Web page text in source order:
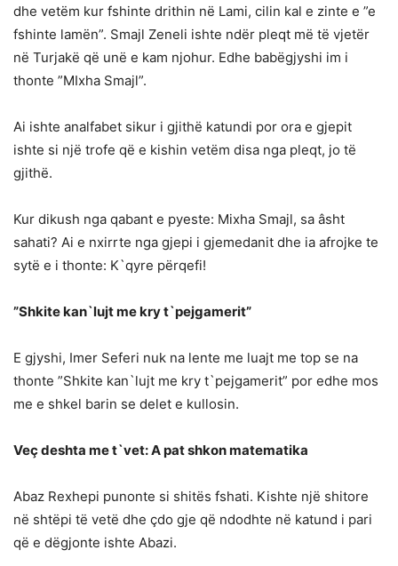
dhe vetëm kur fshinte drithin në Lami, cilin kal e zinte e ”e
fshinte lamën”. Smajl Zeneli ishte ndër pleqt më të vjetër
në Turjakë që unë e kam njohur. Edhe babëgjyshi im i
thonte ”MIxha Smajl”.
Ai ishte analfabet sikur i gjithë katundi por ora e gjepit
ishte si një trofe që e kishin vetëm disa nga pleqt, jo të
gjithë.
Kur dikush nga qabant e pyeste: Mixha Smajl, sa âsht
sahati? Ai e nxirrte nga gjepi i gjemedanit dhe ia afrojke te
sytë e i thonte: K`qyre përqefi!
”Shkite kan`lujt me kry t`pejgamerit”
E gjyshi, Imer Seferi nuk na lente me luajt me top se na
thonte ”Shkite kan`lujt me kry t`pejgamerit” por edhe mos
me e shkel barin se delet e kullosin.
Veç deshta me t`vet: A pat shkon matematika
Abaz Rexhepi punonte si shitës fshati. Kishte një shitore
në shtëpi të vetë dhe çdo gje që ndodhte në katund i pari
që e dëgjonte ishte Abazi.